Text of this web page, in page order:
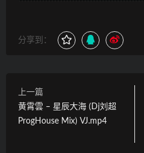
分享到：
上一篇
黄霄雲 – 星辰大海 (Dj刘超
ProgHouse Mix) VJ.mp4